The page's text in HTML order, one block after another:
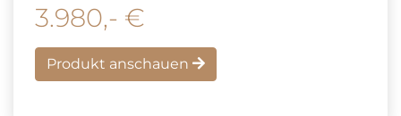
3.980,- €
Produkt anschauen